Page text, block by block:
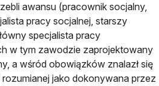
awansu (pracownik socjalny,
pracy socjalnej, starszy
specjalista pracy
w tym zawodzie zaprojektowany
a wśród obowiązków znalazł się
jako dokonywana przez